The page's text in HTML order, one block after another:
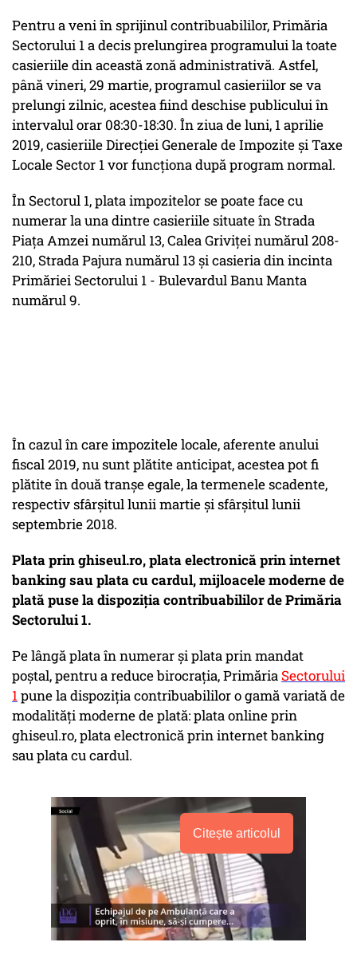
Pentru a veni în sprijinul contribuabililor, Primăria
Sectorului 1 a decis prelungirea programului la toate
casieriile din această zonă administrativă. Astfel,
până vineri, 29 martie, programul casieriilor se va
prelungi zilnic, acestea fiind deschise publicului în
intervalul orar 08:30-18:30. În ziua de luni, 1 aprilie
2019, casieriile Direcției Generale de Impozite și Taxe
Locale Sector 1 vor funcționa după program normal.
În Sectorul 1, plata impozitelor se poate face cu
numerar la una dintre casieriile situate în Strada
Piața Amzei numărul 13, Calea Griviței numărul 208-
210, Strada Pajura numărul 13 și casieria din incinta
Primăriei Sectorului 1 - Bulevardul Banu Manta
numărul 9.
În cazul în care impozitele locale, aferente anului
fiscal 2019, nu sunt plătite anticipat, acestea pot fi
plătite în două tranșe egale, la termenele scadente,
respectiv sfârșitul lunii martie și sfârșitul lunii
septembrie 2018.
Plata prin ghiseul.ro, plata electronică prin internet
banking sau plata cu cardul, mijloacele moderne de
plată puse la dispoziția contribuabililor de Primăria
Sectorului 1.
Pe lângă plata în numerar și plata prin mandat
poștal, pentru a reduce birocrația, Primăria Sectorului
1pune la dispoziția contribuabililor o gamă variată de
modalități moderne de plată: plata online prin
ghiseul.ro, plata electronică prin internet banking
sau plata cu cardul.
Citește articolul